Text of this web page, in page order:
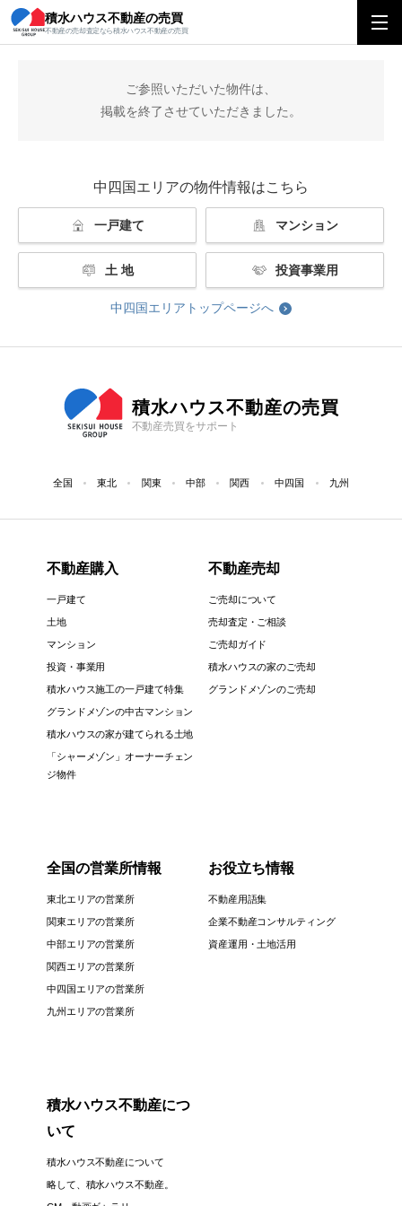
積水ハウス不動産の売買
不動産の売却査定なら積水ハウス不動産の売買
積水ハウス不動産の売買 中四国エリアトップ
ご参照いただいた物件は、
掲載を終了させていただきました。
中四国エリアの物件情報はこちら
一戸建て マンション
土 地 投資事業用
中四国エリアトップページへ
積水ハウス不動産の売買
不動産売買をサポート
全国 東北 関東 中部 関西 中四国 九州
不動産購入
一戸建て
土地
マンション
投資・事業用
積水ハウス施工の一戸建て特集
グランドメゾンの中古マンション
積水ハウスの家が建てられる土地
「シャーメゾン」オーナーチェン
ジ物件
不動産売却
ご売却について
売却査定・ご相談
ご売却ガイド
積水ハウスの家のご売却
グランドメゾンのご売却
全国の営業所情報
東北エリアの営業所
関東エリアの営業所
中部エリアの営業所
関西エリアの営業所
中四国エリアの営業所
九州エリアの営業所
お役立ち情報
不動産用語集
企業不動産コンサルティング
資産運用・土地活用
積水ハウス不動産につ
いて
積水ハウス不動産について
略して、積水ハウス不動産。